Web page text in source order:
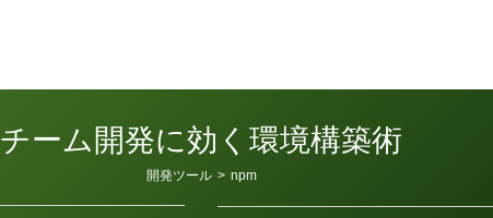
チーム開発に効く環境構築術
カ
ゴ
開発ツール > npm